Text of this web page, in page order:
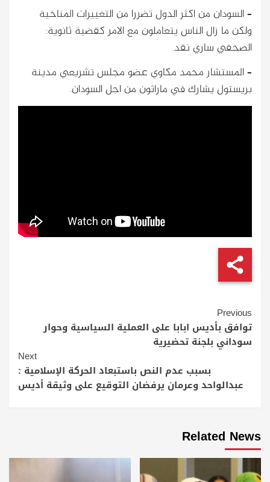
– السودان من اكثر الدول تضررا من التغييرات المناخية
ولكن ما زال الناس يتعاملون مع الامر كقضية ثانوية:
الصحفي ساري نقد.
– المستشار محمد مكاوي عضو مجلس تشريعي مدينة
بريستول يشارك في ماراثون من اجل السودان.
Continue
Reading
Previous
‎توافق بأديس ابابا على العملية السياسية وحوار
سوداني بلجنة تحضيرية
Next
بسبب عدم النص باستبعاد الحركة الإسلامية :
عبدالواحد وعرمان يرفضان التوقيع على وثيقة أديس
Related News